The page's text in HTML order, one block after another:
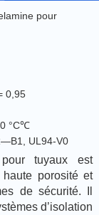
pour
0,95
°C℃
UL94-V0
tuyaux est
porosité et
de sécurité. Il
d’isolation